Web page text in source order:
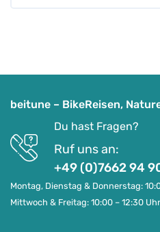
beitune – BikeReisen,
Du hast Fragen?
Ruf uns an:
+49 (0)7662 94
Montag, Dienstag & Donnerstag:
Mittwoch & Freitag: 10:00 – 12:30 Uhr